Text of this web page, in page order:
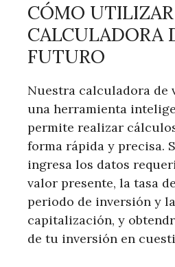
CÓMO
CALCULADORA
FUTURO
Nuestra calculadora de
una herramienta
permite realizar
forma rápida y precisa.
ingresa los datos
valor presente, la tasa
periodo de inversión y
capitalización, y
de tu inversión en